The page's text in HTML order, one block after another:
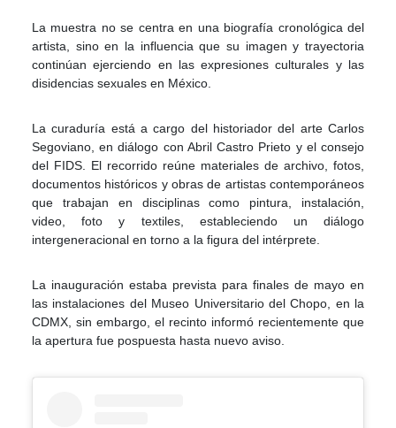
La muestra no se centra en una biografía cronológica del
artista, sino en la influencia que su imagen y trayectoria
continúan ejerciendo en las expresiones culturales y las
disidencias sexuales en México.
La curaduría está a cargo del historiador del arte Carlos
Segoviano, en diálogo con Abril Castro Prieto y el consejo
del FIDS. El recorrido reúne materiales de archivo, fotos,
documentos históricos y obras de artistas contemporáneos
que trabajan en disciplinas como pintura, instalación,
video, foto y textiles, estableciendo un diálogo
intergeneracional en torno a la figura del intérprete.
La inauguración estaba prevista para finales de mayo en
las instalaciones del Museo Universitario del Chopo, en la
CDMX, sin embargo, el recinto informó recientemente que
la apertura fue pospuesta hasta nuevo aviso.